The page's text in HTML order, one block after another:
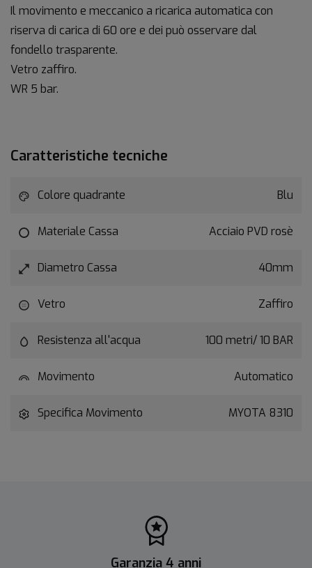
Il movimento e meccanico a ricarica automatica con
riserva di carica di 60 ore e dei può osservare dal
fondello trasparente.
Vetro zaffiro.
WR 5 bar.
Caratteristiche tecniche
Colore quadrante Blu
Materiale Cassa Acciaio PVD rosè
Diametro Cassa 40mm
Vetro Zaffiro
Resistenza all'acqua 100 metri/ 10 BAR
Movimento Automatico
Specifica Movimento MYOTA 8310
Garanzia 4 anni